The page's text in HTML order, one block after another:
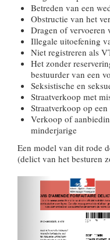
Betreden van een
Obstructie van het
Dragen of vervoeren
Illegale uitoefening
Niet registreren als
Het zonder
bestuurder van een
Seksistische en
Straatverkoop met
Straatverkoop op
Verkoop of
minderjarige
Een model van dit rode
(delict van het besturen
Précédent